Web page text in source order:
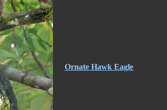
Ornate Hawk Eagle